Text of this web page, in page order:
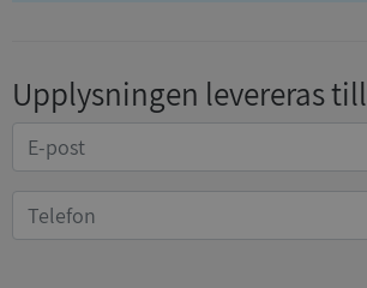
Upplysningen levereras till